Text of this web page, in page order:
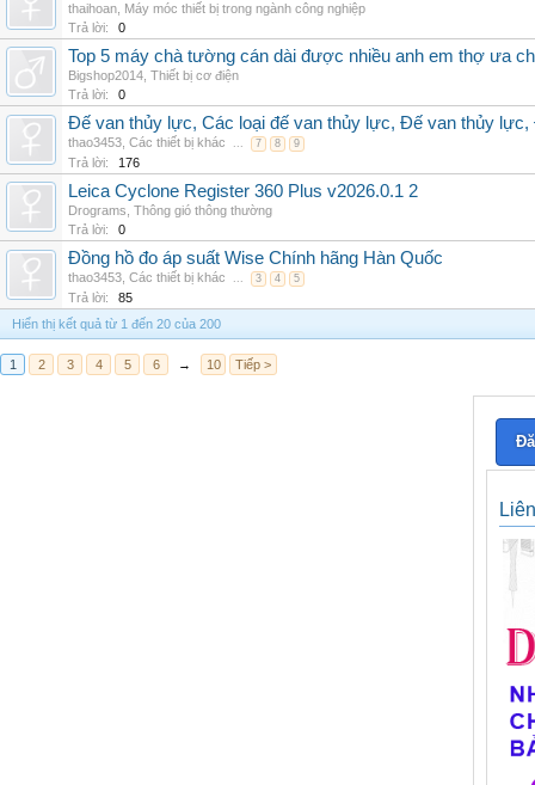
thaihoan Máy móc thiết bị trong ngành công nghiệp
Trả lời:
0
Top 5 máy chà tường cán dài được nhiều anh em thợ ưa
Bigshop2014 Thiết bị cơ điện
Trả lời:
0
Đế van thủy lực, Các loại đế van thủy lực, Đế van thủy
thao3453 Các thiết bị khác ... 7 8 9
Trả lời: 176
Leica Cyclone Register 360 Plus v2026.0.1 2
Drograms Thông gió thông thường
Trả lời:
0
Đồng hồ đo áp suất Wise Chính hãng Hàn Quốc
thao3453 Các thiết bị khác ... 3 4 5
Trả lời:
85
Hiển thị kết quả từ 1 đến 20 của 200
1 2 3 4 5 6 → 10 Tiếp >